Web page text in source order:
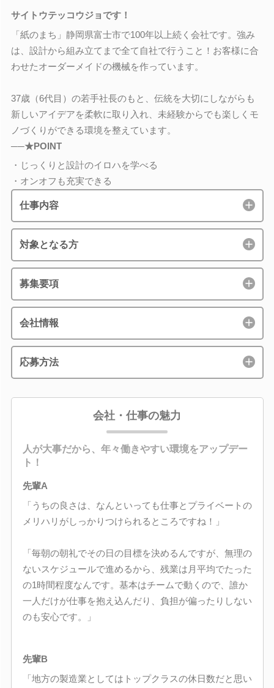
サイトウテッコウジョです！
「紙のまち」静岡県富士市で100年以上続く会社です。強み
は、設計から組み立てまで全て自社で行うこと！お客様に合
わせたオーダーメイドの機械を作っています。
37歳（6代目）の若手社長のもと、伝統を大切にしながらも
新しいアイデアを柔軟に取り入れ、未経験からでも楽しくモ
ノづくりができる環境を整えています。
──★POINT
・じっくりと設計のイロハを学べる
・オンオフも充実できる
仕事内容
対象となる方
募集要項
会社情報
応募方法
会社・仕事の魅力
人が大事だから、年々働きやすい環境をアップデー
ト！
先輩A
「うちの良さは、なんといっても仕事とプライベートの
メリハリがしっかりつけられるところですね！」
「毎朝の朝礼でその日の目標を決めるんですが、無理の
ないスケジュールで進めるから、残業は月平均でたった
の1時間程度なんです。基本はチームで動くので、誰か
一人だけが仕事を抱え込んだり、負担が偏ったりしない
のも安心です。」
先輩B
「地方の製造業としてはトップクラスの休日数だと思い